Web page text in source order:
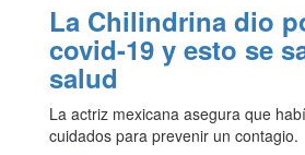
La Chilindrina dio
covid-19 y esto se
salud
La actriz mexicana asegura que
cuidados para prevenir un contagio.